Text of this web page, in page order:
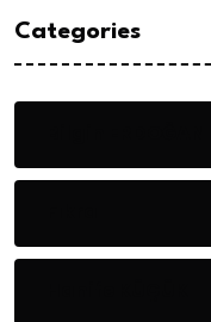
Categories